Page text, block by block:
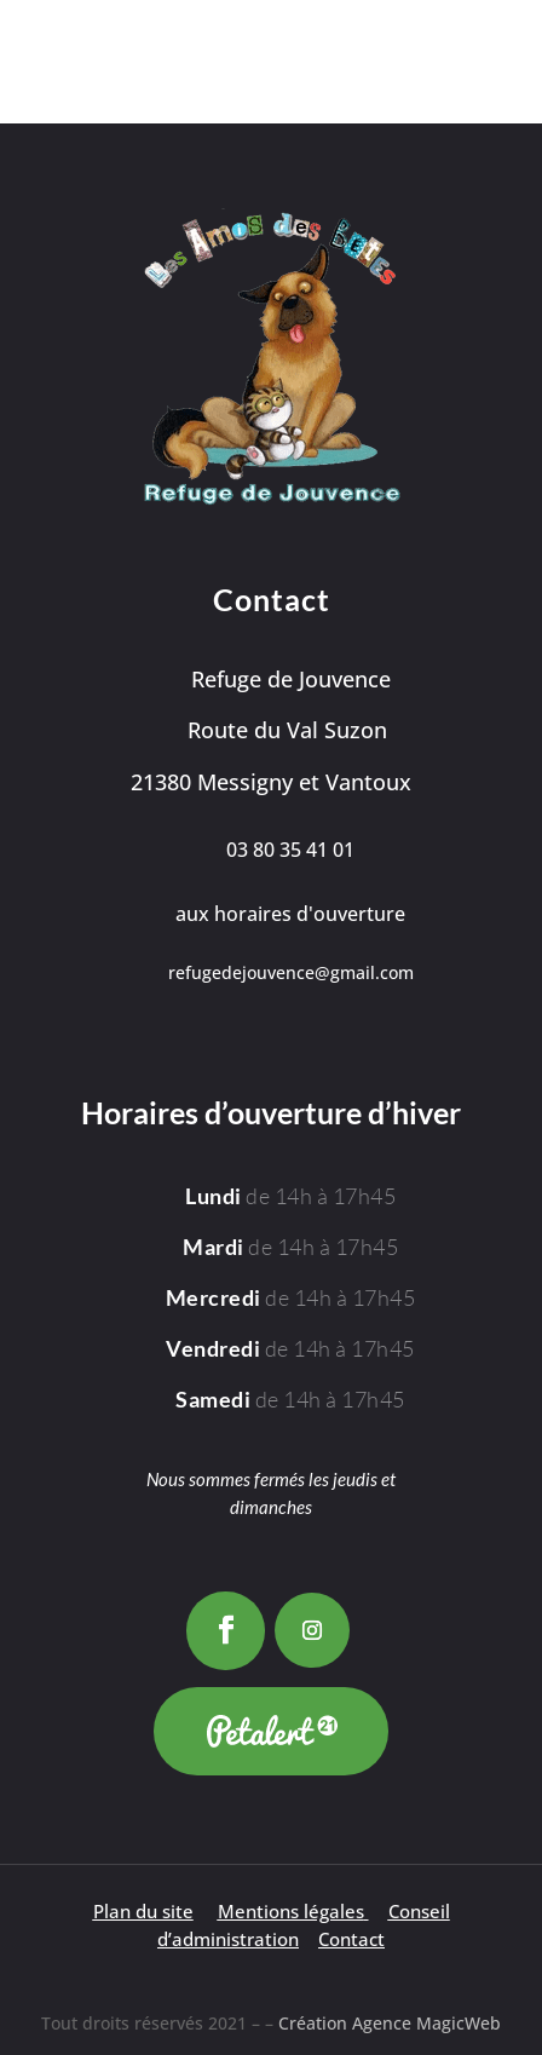
Contact
Refuge de Jouvence
Route du Val Suzon
21380 Messigny et Vantoux
03 80 35 41 01
aux horaires d'ouverture
refugedejouvence@gmail.com
Horaires d’ouverture d’hiver
Lundi de 14h à 17h45
Mardi de 14h à 17h45
Mercredi de 14h à 17h45
Vendredi de 14h à 17h45
Samedi de 14h à 17h45
Nous sommes fermés les jeudis et
dimanches
Plan du site Mentions légales
Conseil
d’administration
Contact
Tout droits réservés 2021 – – Création Agence MagicWeb